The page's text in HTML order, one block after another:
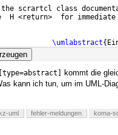
the scrartcl class
H <return>  for
\umlabstract{
kommt die
kann ich tun, um im UML-
uml fehler-meldungen koma-